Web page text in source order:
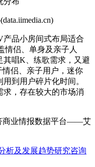
品小房间式布局适合
情侣、单身及亲子人
唱K、练歌需求，又避
侣、亲子用户，迷你
到用户碎片化时间。
，存在较大的市场消
业情报数据平台——艾
析及发展趋势研究咨询